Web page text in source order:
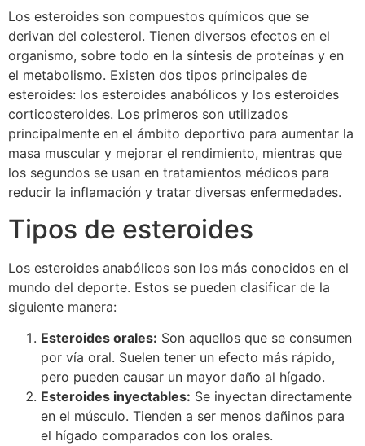
Los esteroides son compuestos químicos que se
derivan del colesterol. Tienen diversos efectos en el
organismo, sobre todo en la síntesis de proteínas y en
el metabolismo. Existen dos tipos principales de
esteroides: los esteroides anabólicos y los esteroides
corticosteroides. Los primeros son utilizados
principalmente en el ámbito deportivo para aumentar la
masa muscular y mejorar el rendimiento, mientras que
los segundos se usan en tratamientos médicos para
reducir la inflamación y tratar diversas enfermedades.
Tipos de esteroides
Los esteroides anabólicos son los más conocidos en el
mundo del deporte. Estos se pueden clasificar de la
siguiente manera:
Esteroides orales: Son aquellos que se consumen
por vía oral. Suelen tener un efecto más rápido,
pero pueden causar un mayor daño al hígado.
Esteroides inyectables: Se inyectan directamente
en el músculo. Tienden a ser menos dañinos para
el hígado comparados con los orales.